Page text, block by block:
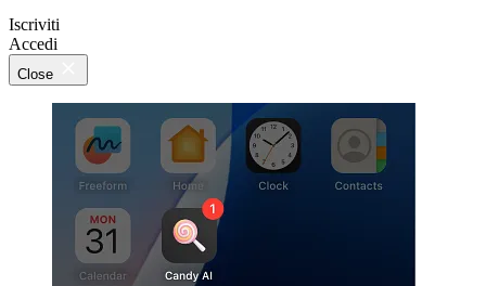
Iscriviti
Accedi
Close